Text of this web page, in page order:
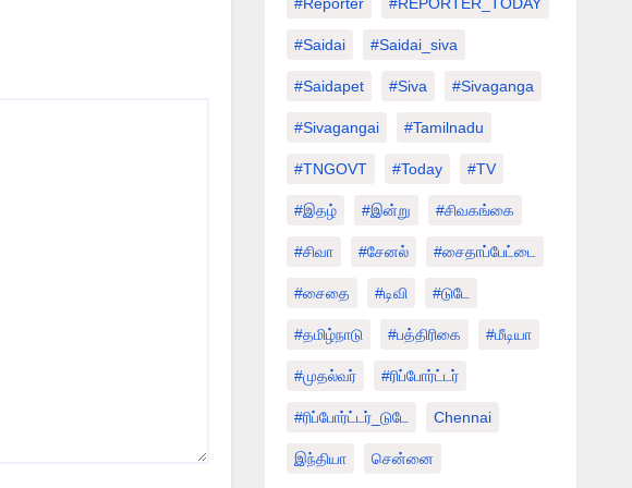
#saidai #saidai_siva
#saidapet #Siva #Sivaganga
#sivagangai #tamilnadu
#TNGOVT #today #TV
#இதழ் #இன்று #சிவகங்கை
#சிவா #சேனல் #சைதாப்பேட்டை
#சைதை #டிவி #டுடே
#தமிழ்நாடு #பத்திரிகை #மீடியா
#முதல்வர் #ரிப்போர்ட்டர்
#ரிப்போர்ட்டர்_டுடே Chennai
இந்தியா சென்னை